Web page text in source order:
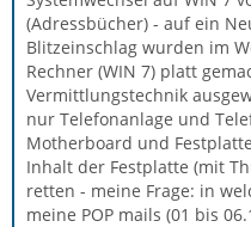
(Adressbücher) - auf ein
Blitzeinschlag wurden im
Rechner (WIN 7) platt
Vermittlungstechnik
nur Telefonanlage und
Motherboard und
Inhalt der Festplatte (mit
retten - meine Frage: in
meine POP mails (01 bis